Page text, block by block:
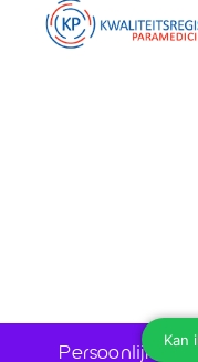
Persoonlijk